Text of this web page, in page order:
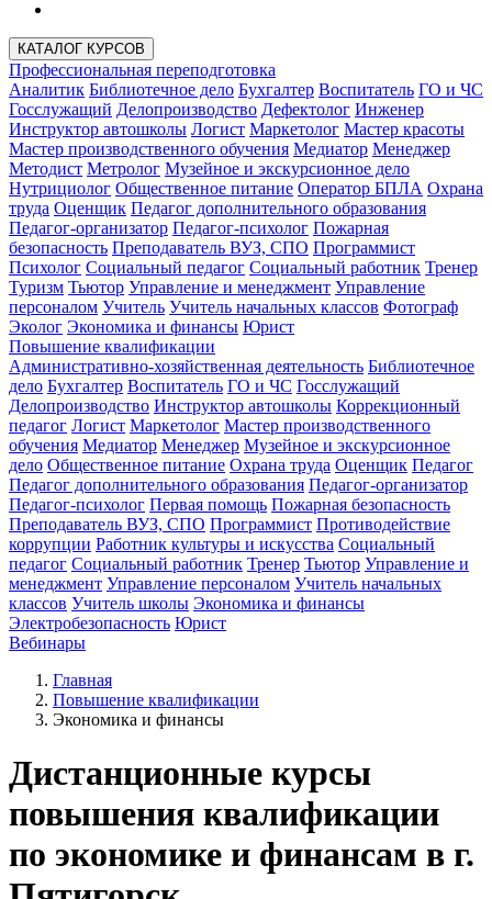
КАТАЛОГ КУРСОВ
Профессиональная переподготовка
Аналитик Библиотечное дело Бухгалтер Воспитатель ГО и ЧС
Госслужащий Делопроизводство Дефектолог Инженер
Инструктор автошколы Логист Маркетолог Мастер красоты
Мастер производственного обучения Медиатор Менеджер
Методист Метролог Музейное и экскурсионное дело
Нутрициолог Общественное питание Оператор БПЛА Охрана
труда Оценщик Педагог дополнительного образования
Педагог-организатор Педагог-психолог Пожарная
безопасность Преподаватель ВУЗ, СПО Программист
Психолог Социальный педагог Социальный работник Тренер
Туризм Тьютор Управление и менеджмент Управление
персоналом Учитель Учитель начальных классов Фотограф
Эколог Экономика и финансы Юрист
Повышение квалификации
Административно-хозяйственная деятельность Библиотечное
дело Бухгалтер Воспитатель ГО и ЧС Госслужащий
Делопроизводство Инструктор автошколы Коррекционный
педагог Логист Маркетолог Мастер производственного
обучения Медиатор Менеджер Музейное и экскурсионное
дело Общественное питание Охрана труда Оценщик Педагог
Педагог дополнительного образования Педагог-организатор
Педагог-психолог Первая помощь Пожарная безопасность
Преподаватель ВУЗ, СПО Программист Противодействие
коррупции Работник культуры и искусства Социальный
педагог Социальный работник Тренер Тьютор Управление и
менеджмент Управление персоналом Учитель начальных
классов Учитель школы Экономика и финансы
Электробезопасность Юрист
Вебинары
Главная
Повышение квалификации
Экономика и финансы
Дистанционные курсы
повышения квалификации
по экономике и финансам в г.